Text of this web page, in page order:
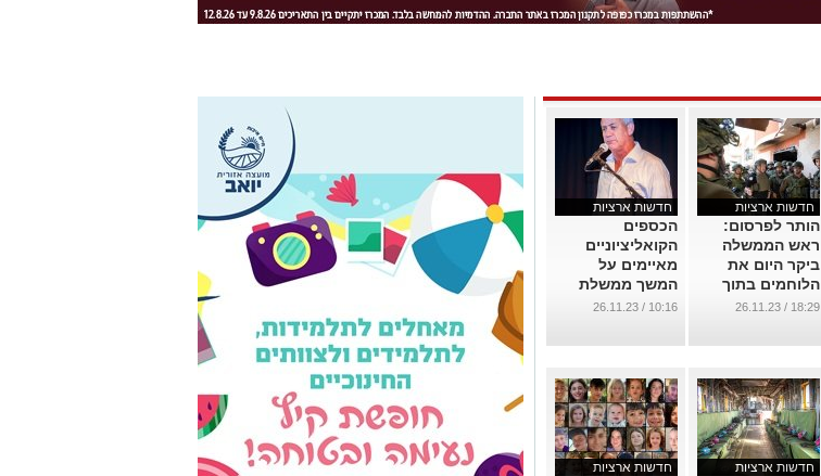
חדשות ארציות
הותר לפרסום:
ראש הממשלה
ביקר היום את
הלוחמים בתוך
רצועת עזה
18:29 / 26.11.23
חדשות ארציות
הכספים
הקואליציוניים
מאיימים על
המשך ממשלת
האחדות
10:16 / 26.11.23
חדשות ארציות חדשות ארציות